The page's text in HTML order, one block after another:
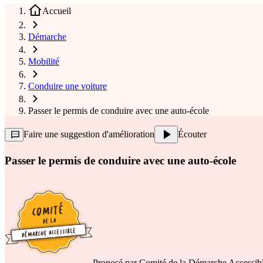
Accueil
Démarche
Mobilité
Conduire une voiture
Passer le permis de conduire avec une auto-école
Faire une suggestion d'amélioration Écouter
Passer le permis de conduire avec une auto-école